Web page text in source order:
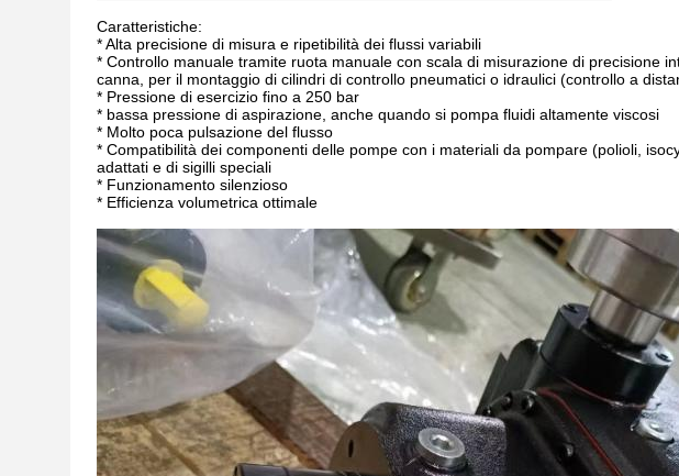
Caratteristiche:
* Alta precisione di misura e ripetibilità dei flussi variabili
* Controllo manuale tramite ruota manuale con scala di misurazione di precisione
canna, per il montaggio di cilindri di controllo pneumatici o idraulici (controllo a
* Pressione di esercizio fino a 250 bar
* bassa pressione di aspirazione, anche quando si pompa fluidi altamente viscosi
* Molto poca pulsazione del flusso
* Compatibilità dei componenti delle pompe con i materiali da pompare (polioli,
adattati e di sigilli speciali
* Funzionamento silenzioso
* Efficienza volumetrica ottimale